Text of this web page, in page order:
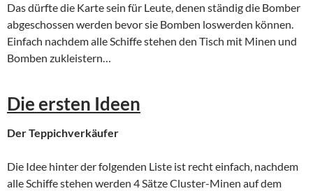
Das dürfte die Karte sein für Leute, denen ständig die Bomber
abgeschossen werden bevor sie Bomben loswerden können.
Einfach nachdem alle Schiffe stehen den Tisch mit Minen und
Bomben zukleistern…
Die ersten Ideen
Der Teppichverkäufer
Die Idee hinter der folgenden Liste ist recht einfach, nachdem
alle Schiffe stehen werden 4 Sätze Cluster-Minen auf dem